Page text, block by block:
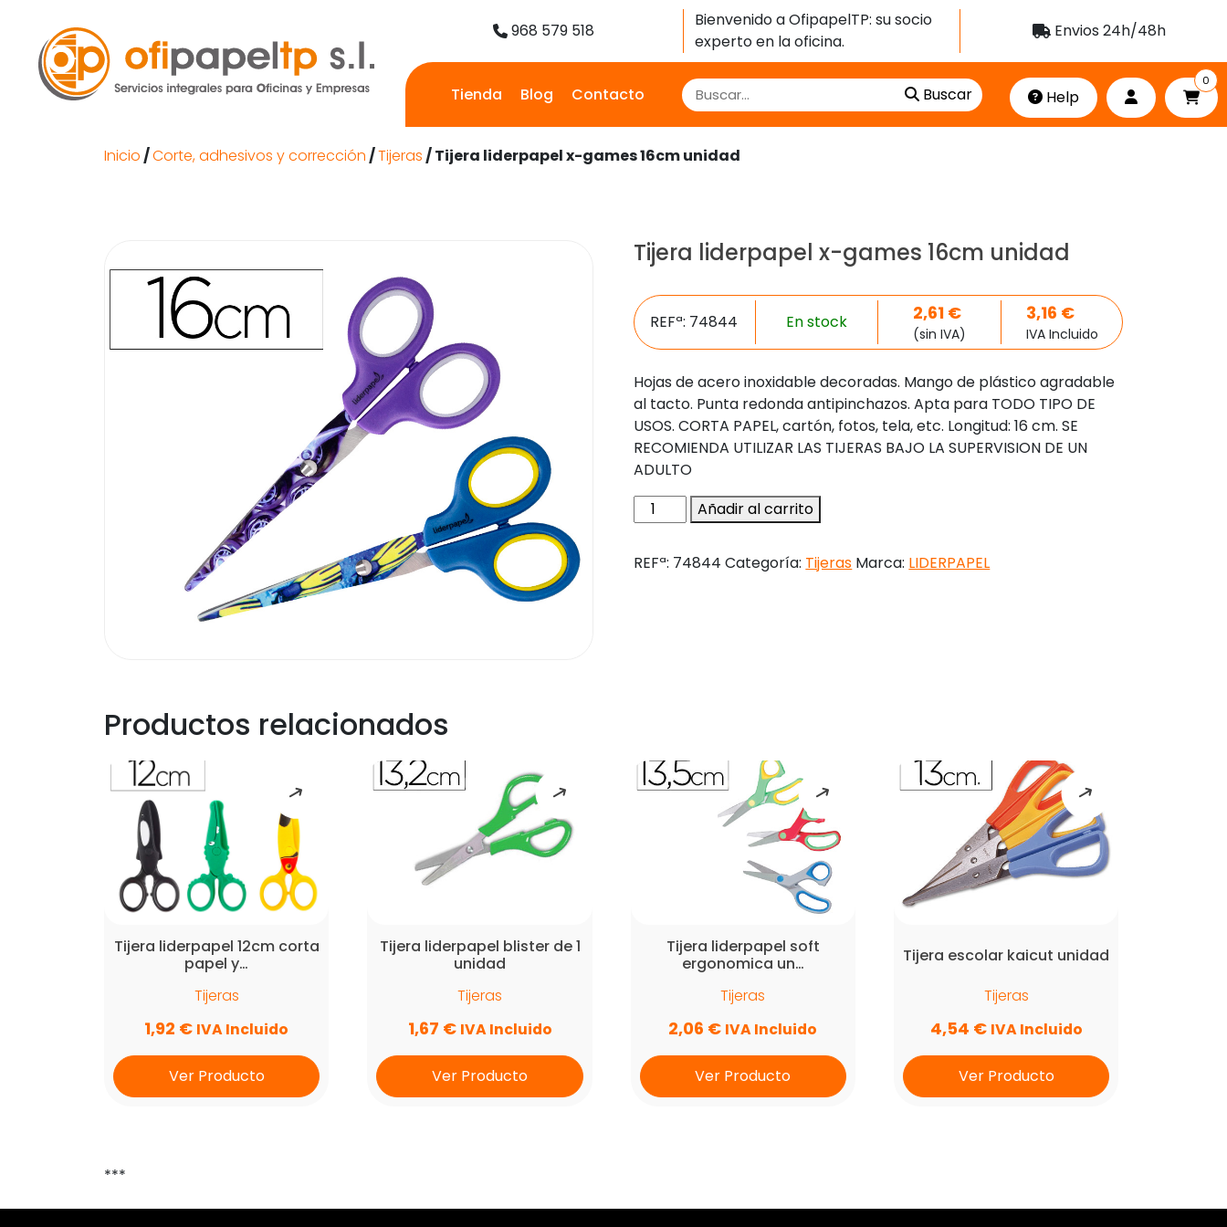
968 579 518
Bienvenido a OfipapelTP: su socio
experto en la oficina.
Envios 24h/48h
Tienda Blog Contacto Buscar Help
0
Inicio/Corte, adhesivos y corrección/Tijeras/ Tijera liderpapel x-games 16cm unidad
Tijera liderpapel x-games 16cm unidad
REFª: 74844 En stock 2,61 €
(sin IVA)
3,16 €
IVA Incluido
Hojas de acero inoxidable decoradas. Mango de plástico agradable
al tacto. Punta redonda antipinchazos. Apta para TODO TIPO DE
USOS. CORTA PAPEL, cartón, fotos, tela, etc. Longitud: 16 cm. SE
RECOMIENDA UTILIZAR LAS TIJERAS BAJO LA SUPERVISION DE UN
ADULTO
Tijera
liderpapel
games
Añadir al carrito
REFª: 74844 Categoría: Tijeras Marca: LIDERPAPEL
Productos relacionados
Tijera liderpapel 12cm corta
papel y…
Tijeras
1,92 € IVA Incluido
Ver Producto
Tijera liderpapel blister de 1
unidad
Tijeras
1,67 € IVA Incluido
Ver Producto
Tijera liderpapel soft
ergonomica un…
Tijeras
2,06 € IVA Incluido
Ver Producto
Tijera escolar kaicut unidad
Tijeras
4,54 € IVA Incluido
Ver Producto
***